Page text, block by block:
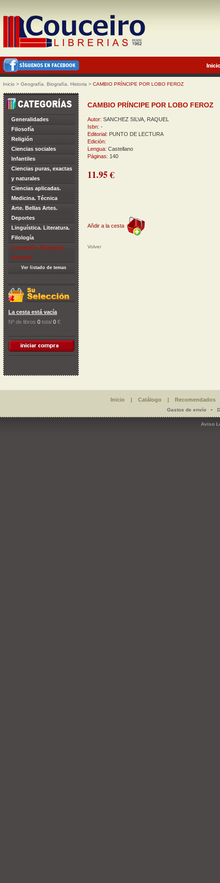
Inicio > Geografía. Biografía. Historia > CAMBIO PRÍNCIPE POR LOBO FEROZ
Generalidades
Filosofía
Religión
Ciencias sociales
Infantiles
Ciencias puras, exactas
y naturales
Ciencias aplicadas.
Medicina. Técnica
Arte. Bellas Artes.
Deportes
Linguística. Literatura.
Filología
Geografía. Biografía.
Historia
Ver listado de temas
La cesta está vacía
Nº de libros 0 total 0 €
CAMBIO PRÍNCIPE POR LOBO FEROZ
Autor: SANCHEZ SILVA, RAQUEL
Isbn: -
Editorial: PUNTO DE LECTURA
Edición:
Lengua: Castellano
Páginas: 140
11.95 €
Añdir a la cesta
Volver
Inicio | Catálogo | Recomendados
Gastos de envío-
Aviso